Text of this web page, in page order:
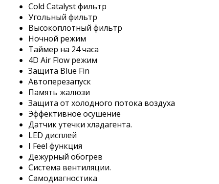
Cold Catalyst фильтр
Угольный фильтр
Высокоплотный фильтр
Ночной режим
Таймер на 24 часа
4D Air Flow режим
Защита Blue Fin
Автоперезапуск
Память жалюзи
Защита от холодного потока воздуха
Эффективное осушение
Датчик утечки хладагента.
LED дисплей
I Feel функция
Дежурный обогрев
Система вентиляции.
Самодиагностика